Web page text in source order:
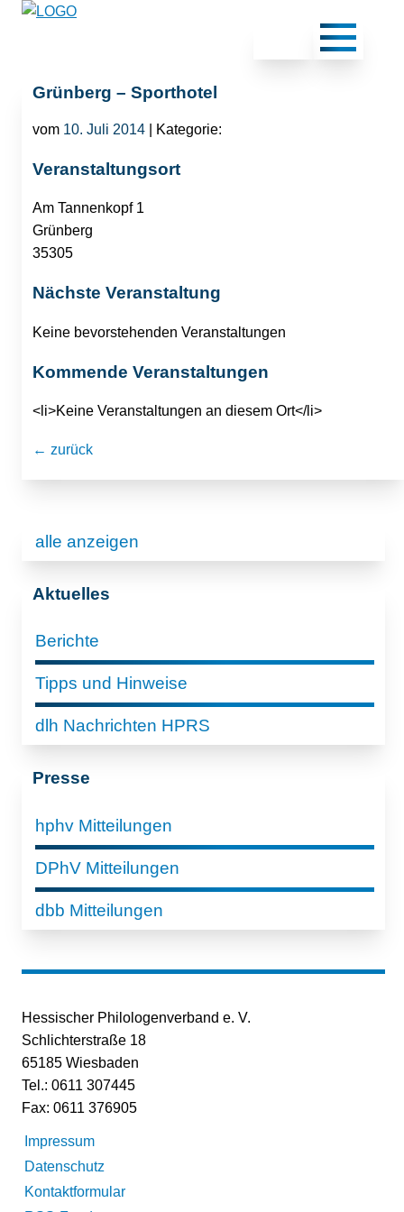
Grünberg – Sporthotel
vom 10. Juli 2014 | Kategorie:
Veranstaltungsort
Am Tannenkopf 1
Grünberg
35305
Nächste Veranstaltung
Keine bevorstehenden Veranstaltungen
Kommende Veranstaltungen
<li>Keine Veranstaltungen an diesem Ort</li>
← zurück
alle anzeigen
Aktuelles
Berichte
Tipps und Hinweise
dlh Nachrichten HPRS
Presse
hphv Mitteilungen
DPhV Mitteilungen
dbb Mitteilungen
Hessischer Philologenverband e. V.
Schlichterstraße 18
65185 Wiesbaden
Tel.: 0611 307445
Fax: 0611 376905
Impressum
Datenschutz
Kontaktformular